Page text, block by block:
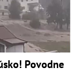
Povodne